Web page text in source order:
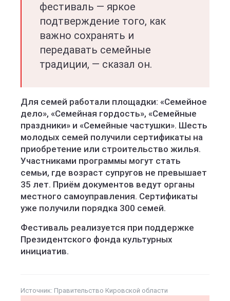
фестиваль — яркое
подтверждение того, как
важно сохранять и
передавать семейные
традиции, — сказал он.
Для семей работали площадки: «Семейное
дело», «Семейная гордость», «Семейные
праздники» и «Семейные частушки». Шесть
молодых семей получили сертификаты на
приобретение или строительство жилья.
Участниками программы могут стать
семьи, где возраст супругов не превышает
35 лет. Приём документов ведут органы
местного самоуправления. Сертификаты
уже получили порядка 300 семей.
Фестиваль реализуется при поддержке
Президентского фонда культурных
инициатив.
Источник: Правительство Кировской области